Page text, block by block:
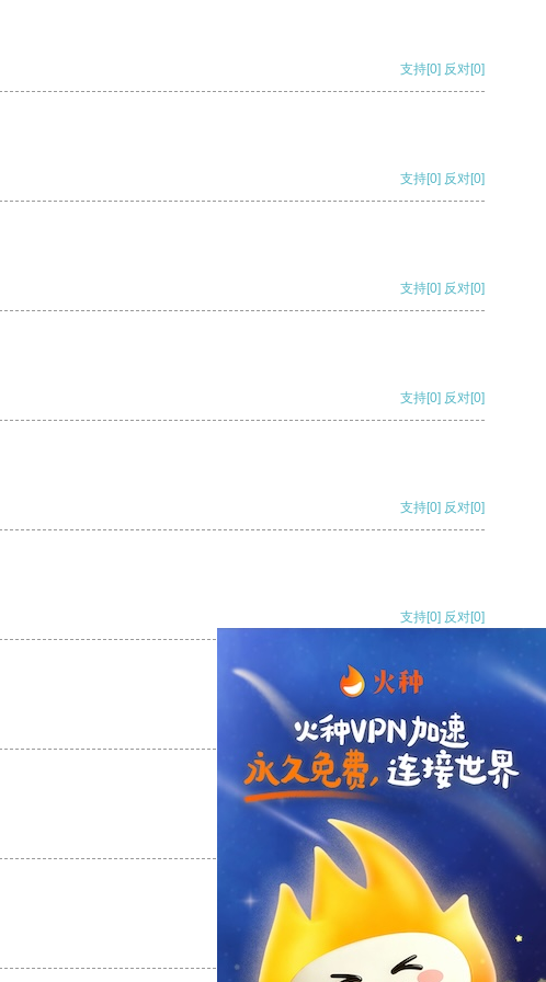
支持[0] 反对[0]
支持[0] 反对[0]
支持[0] 反对[0]
支持[0] 反对[0]
支持[0] 反对[0]
支持[0] 反对[0]
支持[0] 反对
支持
反对 [0]